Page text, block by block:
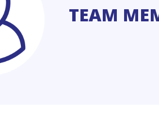
TEAM